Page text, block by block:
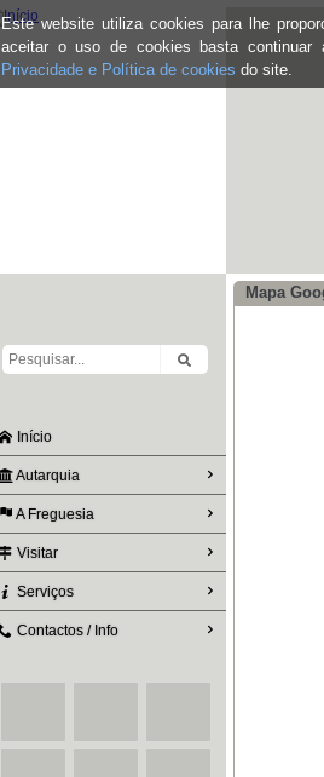
Este website utiliza cookies para lhe
aceitar o uso de cookies basta continuar
Privacidade e Política de cookies do site.
Início
Autarquia
A Freguesia
Visitar
Serviços
Contactos / Info
Mapa